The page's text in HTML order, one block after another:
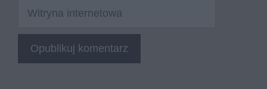
Witryna